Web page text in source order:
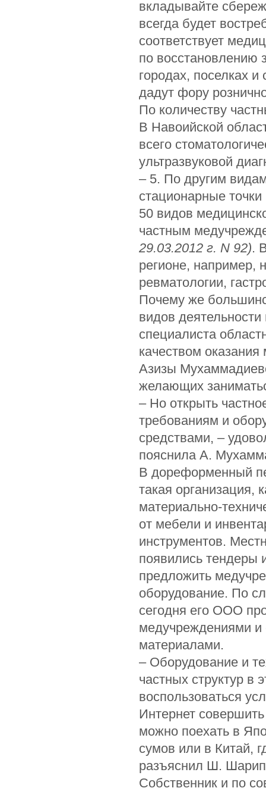
вкладывайте
всегда будет
соответствует
по восстановлению
городах, поселках
дадут фору
По количеству
В Навоийской
всего
ультразвуковой
– 5. По другим
стационарные
50 видов
частным
29.03.2012 г. N 92).
регионе, например,
ревматологии,
Почему же
видов
специалиста
качеством
Азизы
желающих
– Но открыть
требованиям и
средствами, –
пояснила А.
В дореформенный
такая организация,
материально-
от мебели и
инструментов.
появились тендеры
предложить
оборудование. По
сегодня его ООО
медучреждениями и
материалами.
– Оборудование и
частных структур
воспользоваться
Интернет
можно поехать в
сумов или в Китай,
разъяснил Ш.
Собственник и по